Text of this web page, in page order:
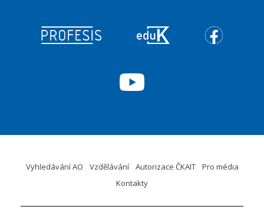
Vyhledávání AO Vzdělávání Autorizace ČKAIT
Pro média
Kontakty